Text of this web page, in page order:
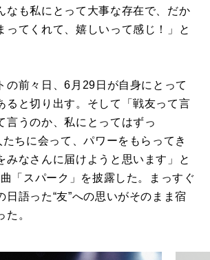
なも私にとって大事な存在で、だか
ってくれて、嬉しいって感じ！」と
の前々日、6月29日が自身にとって
ると切り出す。そして「戦友って言
言うのか、私にとってはずっ
たちに会って、パワーをもらってき
みなさんに届けようと思います」と
「スパーク」を披露した。まっすぐ
日語った“友”への思いがそのまま宿
た。